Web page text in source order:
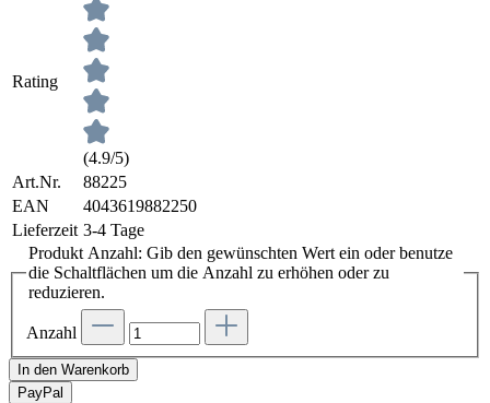
Rating
(4.9/5)
Art.Nr.
88225
EAN
4043619882250
Lieferzeit 3-4 Tage
Produkt Anzahl: Gib den gewünschten Wert ein oder benutze
die Schaltflächen um die Anzahl zu erhöhen oder zu
reduzieren.
Anzahl
In den Warenkorb
PayPal